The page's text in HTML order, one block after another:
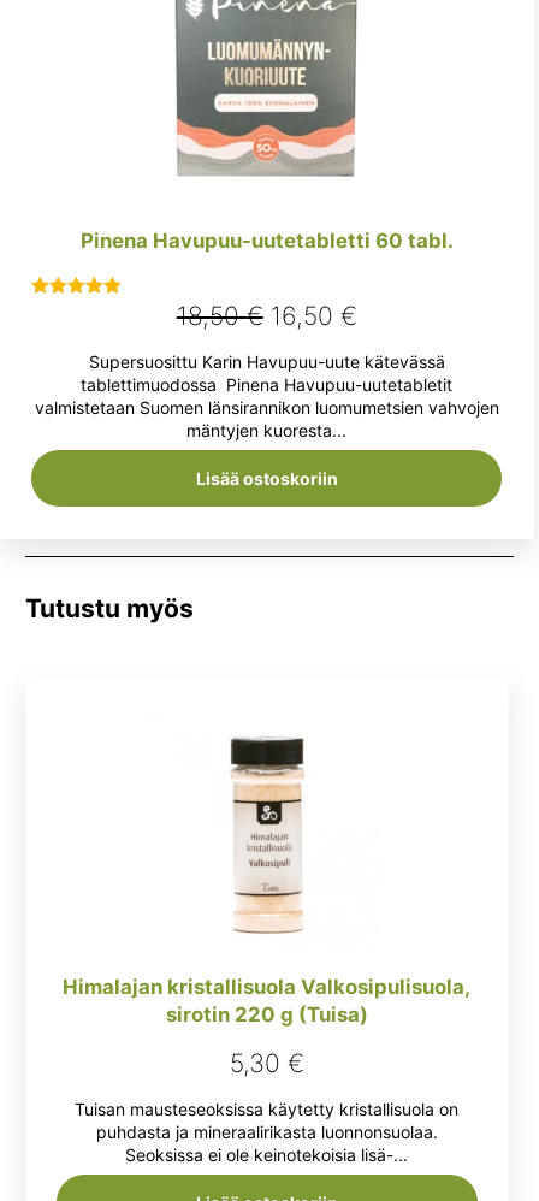
Pinena Havupuu-uutetabletti 60 tabl.
/ 5
18,50€ Alkuperäinen
oli:
18,50 €.
16,50 €Nykyinen
hinta
on:
16,50 €.
Supersuosittu Karin Havupuu-uute kätevässä
tablettimuodossa Pinena Havupuu-uutetabletit
valmistetaan Suomen länsirannikon luomumetsien vahvojen
mäntyjen kuoresta...
Lisää ostoskoriin
Tutustu myös
Himalajan kristallisuola Valkosipulisuola,
sirotin 220 g (Tuisa)
5,30 €
Tuisan mausteseoksissa käytetty kristallisuola on
puhdasta ja mineraalirikasta luonnonsuolaa.
Seoksissa ei ole keinotekoisia lisä-...